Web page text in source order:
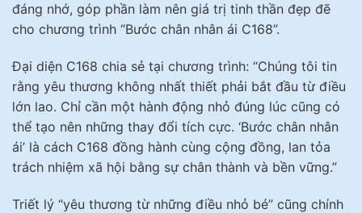
đáng nhớ, góp phần làm nên giá trị tinh thần đẹp đẽ
cho chương trình “Bước chân nhân ái C168”.
Đại diện C168 chia sẻ tại chương trình: “Chúng tôi tin
rằng yêu thương không nhất thiết phải bắt đầu từ điều
lớn lao. Chỉ cần một hành động nhỏ đúng lúc cũng có
thể tạo nên những thay đổi tích cực. ‘Bước chân nhân
ái’ là cách C168 đồng hành cùng cộng đồng, lan tỏa
trách nhiệm xã hội bằng sự chân thành và bền vững.”
Triết lý “yêu thương từ những điều nhỏ bé” cũng chính